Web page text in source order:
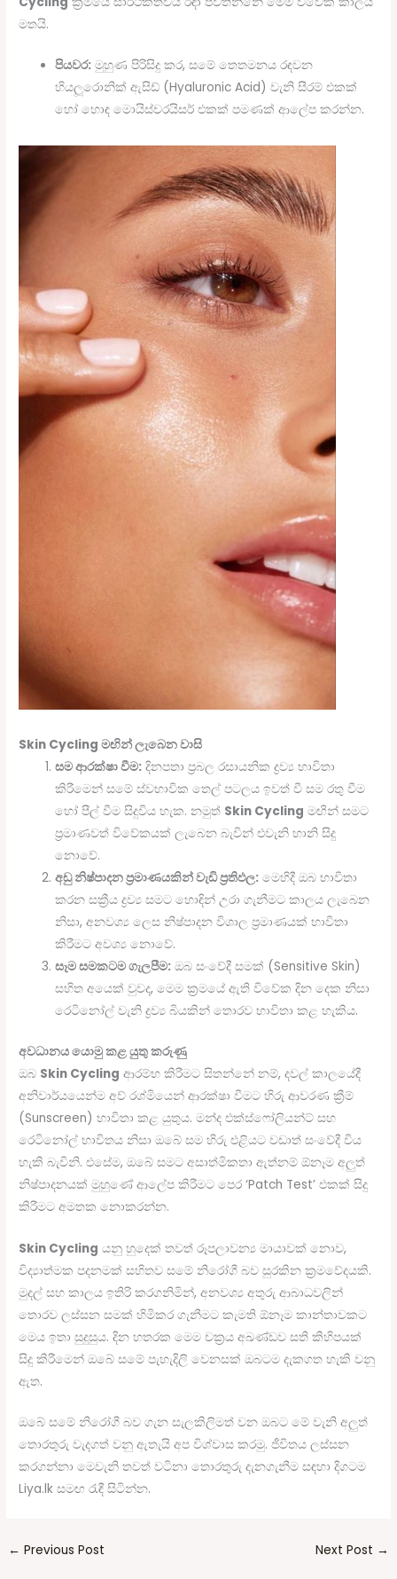
මතයි.
පියවර: මුහුණ පිරිසිදු කර, සමේ තෙතමනය රඳවන
හියලූරොනික් ඇසිඩ් (Hyaluronic Acid) වැනි සීරම් එකක්
හෝ හොඳ මොයිස්චරයිසර් එකක් පමණක් ආලේප කරන්න.
Skin Cycling මඟින් ලැබෙන වාසි
සම ආරක්ෂා වීම: දිනපතා ප්‍රබල රසායනික ද්‍රව්‍ය භාවිතා
කිරීමෙන් සමේ ස්වභාවික තෙල් පටලය ඉවත් වී සම රතු වීම
හෝ පීල් වීම සිදුවිය හැක. නමුත් Skin Cycling මඟින් සමට
ප්‍රමාණවත් විවේකයක් ලැබෙන බැවින් එවැනි හානි සිදු
නොවේ.
අඩු නිෂ්පාදන ප්‍රමාණයකින් වැඩි ප්‍රතිඵල: මෙහිදී ඔබ භාවිතා
කරන සක්‍රීය ද්‍රව්‍ය සමට හොඳින් උරා ගැනීමට කාලය ලැබෙන
නිසා, අනවශ්‍ය ලෙස නිෂ්පාදන විශාල ප්‍රමාණයක් භාවිතා
කිරීමට අවශ්‍ය නොවේ.
සෑම සමකටම ගැලපීම: ඔබ සංවේදී සමක් (Sensitive Skin)
සහිත අයෙක් වුවද, මෙම ක්‍රමයේ ඇති විවේක දින දෙක නිසා
රෙටිනෝල් වැනි ද්‍රව්‍ය බියකින් තොරව භාවිතා කළ හැකිය.
අවධානය යොමු කළ යුතු කරුණු
ඔබ Skin Cycling ආරම්භ කිරීමට සිතන්නේ නම්, දවල් කාලයේදී
අනිවාර්යයෙන්ම අව් රශ්මියෙන් ආරක්ෂා වීමට හිරු ආවරණ ක්‍රීම්
(Sunscreen) භාවිතා කළ යුතුය. මන්ද එක්ස්ෆෝලියන්ට් සහ
රෙටිනෝල් භාවිතය නිසා ඔබේ සම හිරු එළියට වඩාත් සංවේදී විය
හැකි බැවිනි. එසේම, ඔබේ සමට අසාත්මිකතා ඇත්නම් ඕනෑම අලුත්
නිෂ්පාදනයක් මුහුණේ ආලේප කිරීමට පෙර ‘Patch Test’ එකක් සිදු
කිරීමට අමතක නොකරන්න.
Skin Cycling යනු හුදෙක් තවත් රූපලාවන්‍ය මායාවක් නොව,
විද්‍යාත්මක පදනමක් සහිතව සමේ නිරෝගී බව සුරකින ක්‍රමවේදයකි.
මුදල් සහ කාලය ඉතිරි කරගනිමින්, අනවශ්‍ය අතුරු ආබාධවලින්
තොරව ලස්සන සමක් හිමිකර ගැනීමට කැමති ඕනෑම කාන්තාවකට
මෙය ඉතා සුදුසුය. දින හතරක මෙම චක්‍රය අඛණ්ඩව සති කිහිපයක්
සිදු කිරීමෙන් ඔබේ සමේ පැහැදිලි වෙනසක් ඔබටම දැකගත හැකි වනු
ඇත.
ඔබේ සමේ නිරෝගී බව ගැන සැලකිලිමත් වන ඔබට මේ වැනි අලුත්
තොරතුරු වැදගත් වනු ඇතැයි අප විශ්වාස කරමු. ජීවිතය ලස්සන
කරගන්නා මෙවැනි තවත් වටිනා තොරතුරු දැනගැනීම සඳහා දිගටම
Liya.lk සමඟ රැඳී සිටින්න.
← Previous Post Next Post →